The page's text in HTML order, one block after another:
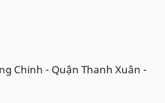
Chinh - Quận Thanh Xuân -